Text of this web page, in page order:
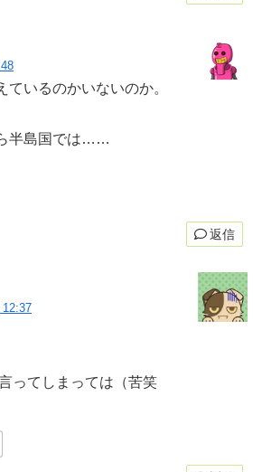
ているのかいないのか。
半島国では……
返信
12:37
ってしまっては（苦笑